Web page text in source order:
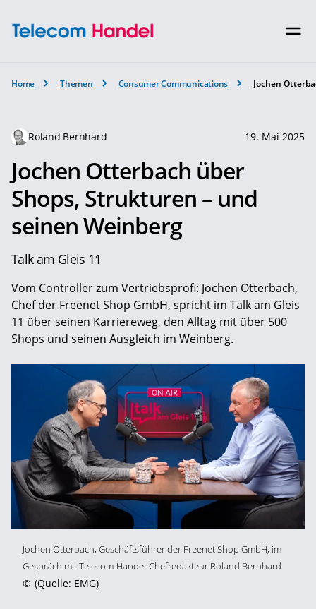
Home Themen Consumer Communications Jochen
Roland Bernhard 19. Mai 2025
Jochen Otterbach über
Shops, Strukturen – und
seinen Weinberg
Talk am Gleis 11
Vom Controller zum Vertriebsprofi: Jochen Otterbach,
Chef der Freenet Shop GmbH, spricht im Talk am Gleis
11 über seinen Karriereweg, den Alltag mit über 500
Shops und seinen Ausgleich im Weinberg.
Jochen Otterbach, Geschäftsführer der Freenet Shop GmbH, im
Gespräch mit Telecom-Handel-Chefredakteur Roland Bernhard
© (Quelle: EMG)